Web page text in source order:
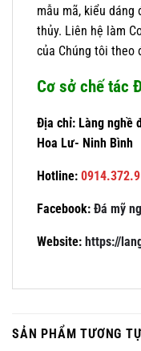
mẫu mã, kiểu dáng
thủy. Liên hệ làm
của Chúng tôi theo
Cơ sở chế tác
Địa chỉ: Làng nghề
Hoa Lư- Ninh Bình
Hotline:
Facebook: Đá mỹ
Website: https://
SẢN PHẨM TƯƠNG